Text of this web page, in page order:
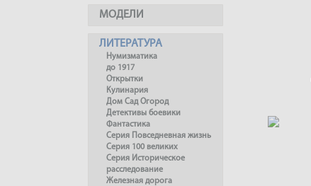
МОДЕЛИ
ЛИТЕРАТУРА
Нумизматика
до 1917
Открытки
Кулинария
Дом Сад Огород
Детективы боевики
Фантастика
Серия Повседневная жизнь
Серия 100 великих
Серия Историческое
расследование
Железная дорога